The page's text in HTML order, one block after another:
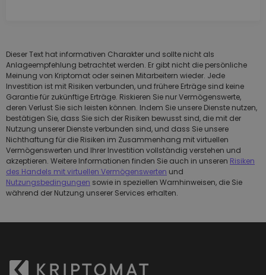
Dieser Text hat informativen Charakter und sollte nicht als
Anlageempfehlung betrachtet werden. Er gibt nicht die persönliche
Meinung von Kriptomat oder seinen Mitarbeitern wieder. Jede
Investition ist mit Risiken verbunden, und frühere Erträge sind keine
Garantie für zukünftige Erträge. Riskieren Sie nur Vermögenswerte,
deren Verlust Sie sich leisten können. Indem Sie unsere Dienste nutzen,
bestätigen Sie, dass Sie sich der Risiken bewusst sind, die mit der
Nutzung unserer Dienste verbunden sind, und dass Sie unsere
Nichthaftung für die Risiken im Zusammenhang mit virtuellen
Vermögenswerten und Ihrer Investition vollständig verstehen und
akzeptieren. Weitere Informationen finden Sie auch in unseren Risiken
des Handels mit virtuellen Vermögenswerten und
Nutzungsbedingungen sowie in speziellen Warnhinweisen, die Sie
während der Nutzung unserer Services erhalten.